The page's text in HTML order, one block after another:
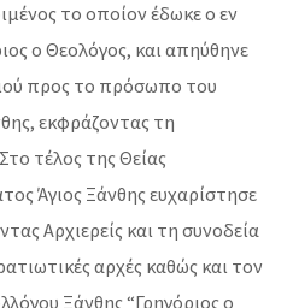
το οποίον έδωκε ο εν
ο Θεολόγος, και απηύθηνε
προς το πρόσωπο του
εκφράζοντας τη
τέλος της Θείας
Άγιος Ξάνθης ευχαρίστησε
Αρχιερείς και τη συνοδεία
αρχές καθώς και τον
Ξάνθης “Γρηγόριος ο